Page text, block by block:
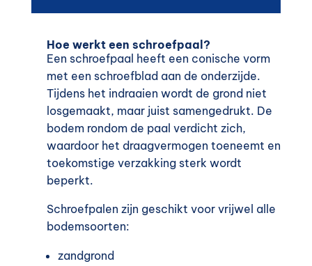
Hoe werkt een schroefpaal?
Een schroefpaal heeft een conische vorm
met een schroefblad aan de onderzijde.
Tijdens het indraaien wordt de grond niet
losgemaakt, maar juist samengedrukt. De
bodem rondom de paal verdicht zich,
waardoor het draagvermogen toeneemt en
toekomstige verzakking sterk wordt
beperkt.
Schroefpalen zijn geschikt voor vrijwel alle
bodemsoorten:
zandgrond